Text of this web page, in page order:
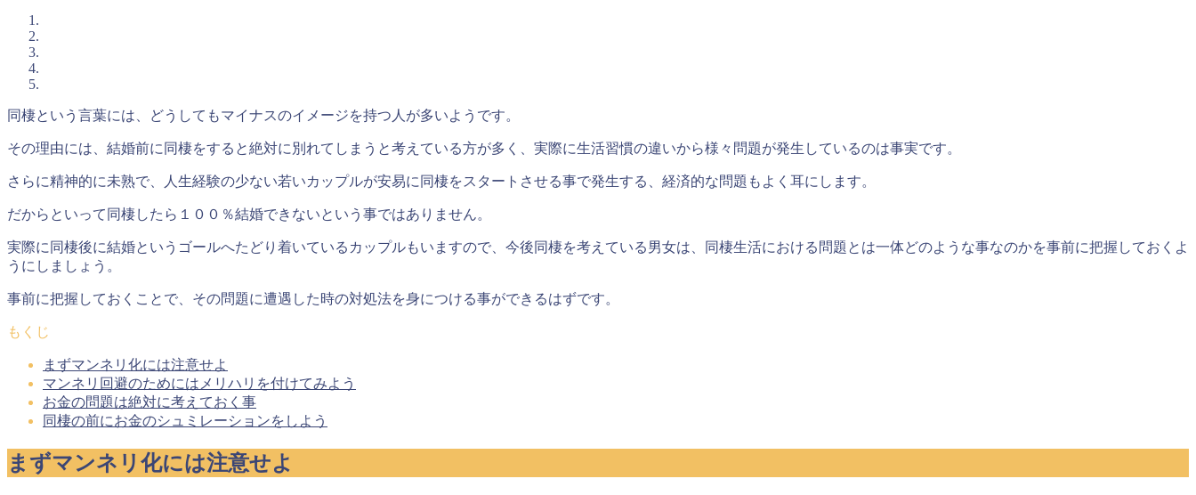
同棲という言葉には、どうしてもマイナスのイメージを持つ人が多いようです。
その理由には、結婚前に同棲をすると絶対に別れてしまうと考えている方が多く、 実際に生活習慣の違いから様々問題が発生しているのは事実です。
さらに精神的に未熟で、人生経験の少ない若いカップルが安易に同棲をスタートさせる事で発生する、経済的な問題もよく耳にします。
だからといって同棲したら１００％結婚できないという事ではありません。
実際に同棲後に結婚というゴールへたどり着いているカップルもいますので、今後同棲を考えている男女は、同棲生活における問題とは一体どのような事なのかを事前に把握しておくよ
うにしましょう。
事前に把握しておくことで、 その問題に遭遇した時の対処法を身につける事ができるはずです。
もくじ
まずマンネリ化には注意せよ
マンネリ回避のためにはメリハリを付けてみよう
お金の問題は絶対に考えておく事
同棲の前にお金のシュミレーションをしよう
まずマンネリ化には注意せよ